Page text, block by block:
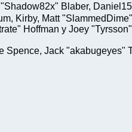
Blaber,
Kirby, Matt
Hoffman y Joey
Jack "akabugeyes"